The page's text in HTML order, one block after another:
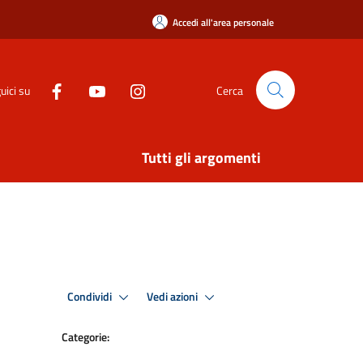
Accedi all'area personale
su Cerca
Tutti gli argomenti
Condividi Vedi azioni
Categorie: